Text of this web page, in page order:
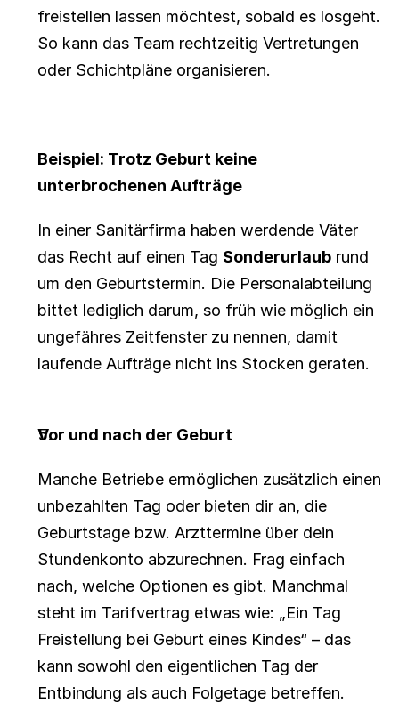
freistellen lassen möchtest, sobald es losgeht.
So kann das Team rechtzeitig Vertretungen
oder Schichtpläne organisieren.
Beispiel: Trotz Geburt keine
unterbrochenen Aufträge
In einer Sanitärfirma haben werdende Väter
das Recht auf einen Tag Sonderurlaub rund
um den Geburtstermin. Die Personalabteilung
bittet lediglich darum, so früh wie möglich ein
ungefähres Zeitfenster zu nennen, damit
laufende Aufträge nicht ins Stocken geraten.
Vor und nach der Geburt
Manche Betriebe ermöglichen zusätzlich einen
unbezahlten Tag oder bieten dir an, die
Geburtstage bzw. Arzttermine über dein
Stundenkonto abzurechnen. Frag einfach
nach, welche Optionen es gibt. Manchmal
steht im Tarifvertrag etwas wie: „Ein Tag
Freistellung bei Geburt eines Kindes“ – das
kann sowohl den eigentlichen Tag der
Entbindung als auch Folgetage betreffen.